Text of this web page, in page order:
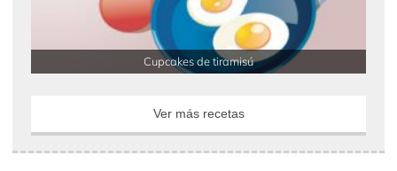
Cupcakes de tiramisú
Ver más recetas